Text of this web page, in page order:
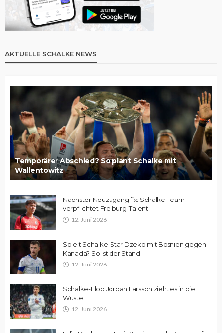
AKTUELLE SCHALKE NEWS
Temporärer Abschied? So plant Schalke mit
Wallentowitz
Nächster Neuzugang fix: Schalke-Team
verpflichtet Freiburg-Talent
12. Juni 2026
Spielt Schalke-Star Dzeko mit Bosnien gegen
Kanada? So ist der Stand
12. Juni 2026
Schalke-Flop Jordan Larsson zieht es in die
Wüste
12. Juni 2026